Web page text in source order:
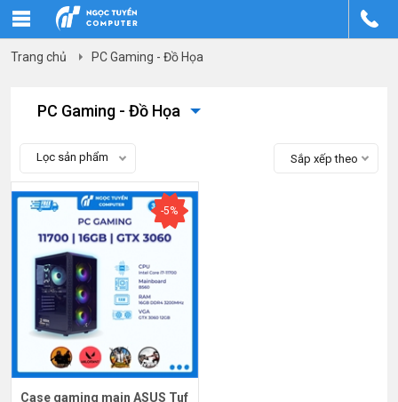
Trang chủ PC Gaming - Đồ Họa
PC Gaming - Đồ Họa
Lọc sản phẩm Sắp xếp theo
-5%
Case gaming main ASUS Tuf